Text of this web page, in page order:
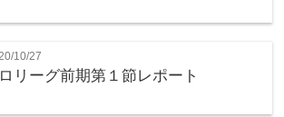
10/27
リーグ前期第１節レポート